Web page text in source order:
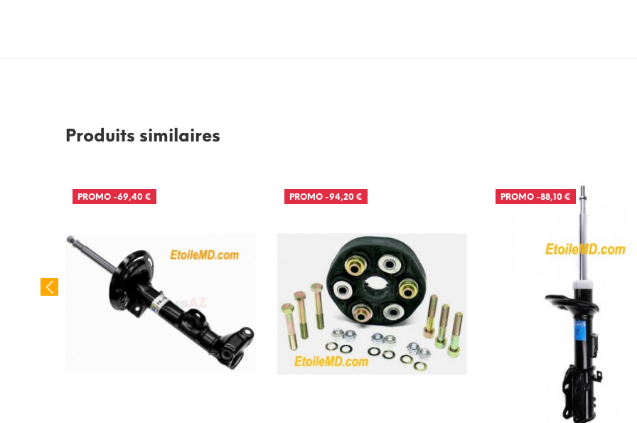
Produits similaires
PROMO -69,40 € PROMO-94,20 € PROMO -88,10 €